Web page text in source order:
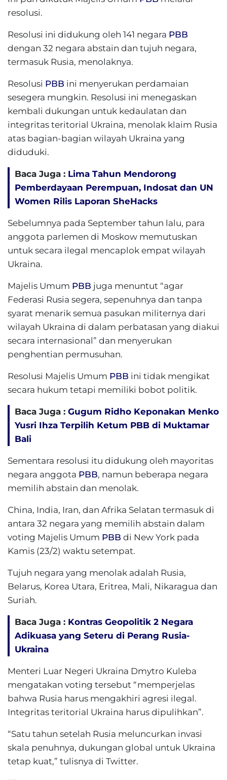
resolusi.
Resolusi ini didukung oleh 141 negara PBB
dengan 32 negara abstain dan tujuh negara,
termasuk Rusia, menolaknya.
Resolusi PBB ini menyerukan perdamaian
sesegera mungkin. Resolusi ini menegaskan
kembali dukungan untuk kedaulatan dan
integritas teritorial Ukraina, menolak klaim Rusia
atas bagian-bagian wilayah Ukraina yang
diduduki.
Baca Juga : Lima Tahun Mendorong
Pemberdayaan Perempuan, Indosat dan UN
Women Rilis Laporan SheHacks
Sebelumnya pada September tahun lalu, para
anggota parlemen di Moskow memutuskan
untuk secara ilegal mencaplok empat wilayah
Ukraina.
Majelis Umum PBB juga menuntut “agar
Federasi Rusia segera, sepenuhnya dan tanpa
syarat menarik semua pasukan militernya dari
wilayah Ukraina di dalam perbatasan yang diakui
secara internasional” dan menyerukan
penghentian permusuhan.
Resolusi Majelis Umum PBB ini tidak mengikat
secara hukum tetapi memiliki bobot politik.
Baca Juga : Gugum Ridho Keponakan Menko
Yusri Ihza Terpilih Ketum PBB di Muktamar
Bali
Sementara resolusi itu didukung oleh mayoritas
negara anggota PBB, namun beberapa negara
memilih abstain dan menolak.
China, India, Iran, dan Afrika Selatan termasuk di
antara 32 negara yang memilih abstain dalam
voting Majelis Umum PBB di New York pada
Kamis (23/2) waktu setempat.
Tujuh negara yang menolak adalah Rusia,
Belarus, Korea Utara, Eritrea, Mali, Nikaragua dan
Suriah.
Baca Juga : Kontras Geopolitik 2 Negara
Adikuasa yang Seteru di Perang Rusia-
Ukraina
Menteri Luar Negeri Ukraina Dmytro Kuleba
mengatakan voting tersebut “memperjelas
bahwa Rusia harus mengakhiri agresi ilegal.
Integritas teritorial Ukraina harus dipulihkan”.
“Satu tahun setelah Rusia meluncurkan invasi
skala penuhnya, dukungan global untuk Ukraina
tetap kuat,” tulisnya di Twitter.